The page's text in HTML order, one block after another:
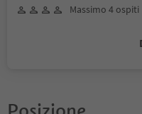
Massimo 4 ospiti